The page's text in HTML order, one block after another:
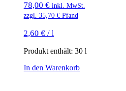
78,00 € inkl. MwSt.
zzgl. 35,70 € Pfand
2,60 € / l
Produkt enthält: 30 l
In den Warenkorb